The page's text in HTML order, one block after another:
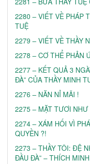
2280 – VIẾT VỀ PHÁP
TUỆ
2279 – VIẾT VỀ THẦY
2278 – CƠ THỂ PHẢN
2277 – KẾT QUẢ 3
ĐÀ” CỦA THẦY MINH
2276 – NĂN NỈ MÃI !
2275 – MẶT TƯƠI NHƯ
2274 – XÁM HỐI VÌ
QUYỀN ?!
2273 – THẦY TÔI: ĐỆ
ĐẦU ĐÀ” – THÍCH